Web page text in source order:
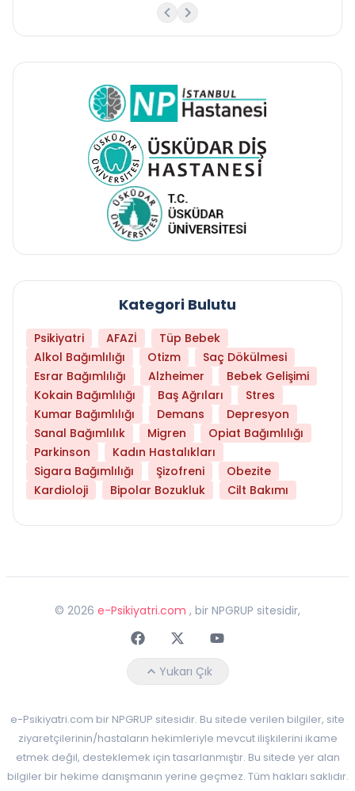
Kategori Bulutu
Psikiyatri AFAZİ
Tüp Bebek
Alkol Bağımlılığı
Otizm
Saç Dökülmesi
Esrar Bağımlılığı
Alzheimer
Bebek Gelişimi
Kokain Bağımlılığı
Baş Ağrıları
Stres
Kumar Bağımlılığı
Demans
Depresyon
Sanal Bağımlılık
Migren
Opiat Bağımlılığı
Parkinson
Kadın Hastalıkları
Sigara Bağımlılığı
Şizofreni
Obezite
Kardioloji
Bipolar Bozukluk Cilt Bakımı
© 2026 e-Psikiyatri.com , bir NPGRUP sitesidir,
FaceebokTwitterYoutube
Yukarı Çık
e-Psikiyatri.com bir NPGRUP sitesidir. Bu sitede verilen bilgiler, site
ziyaretçilerinin/hastaların hekimleriyle mevcut ilişkilerini ikame
etmek değil, desteklemek için tasarlanmıştır. Bu sitede yer alan
bilgiler bir hekime danışmanın yerine geçmez. Tüm hakları saklıdır.